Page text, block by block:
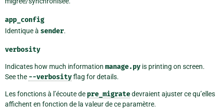
app_config
Identique à sender.
verbosity
Indicates how much information manage.py is printing on screen.
See the --verbosityflag for details.
Les fonctions à l’écoute de pre_migratedevraient ajuster ce qu’elles
affichent en fonction de la valeur de ce paramètre.